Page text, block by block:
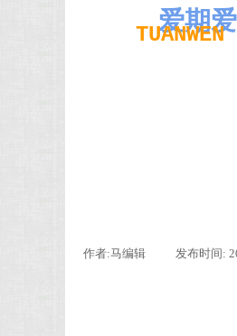
爱期
TUANWEN
作者:马编辑 发布时间: